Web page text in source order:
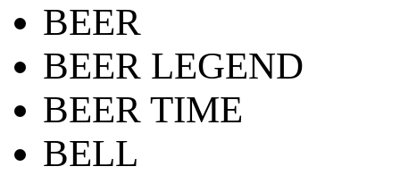
BEER
BEER LEGEND
BEER TIME
BELL